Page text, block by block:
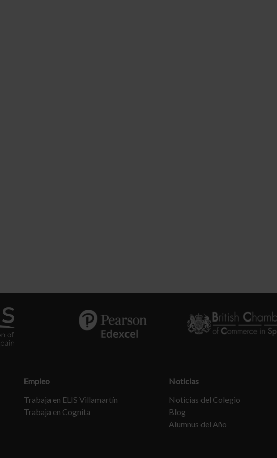
Empleo
Trabaja en ELIS Villamartín
Trabaja en Cognita
Noticias
Noticias del Colegio
Blog
Alumnus del Año